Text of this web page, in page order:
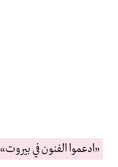
«ادعموا الفنون في بيروت»